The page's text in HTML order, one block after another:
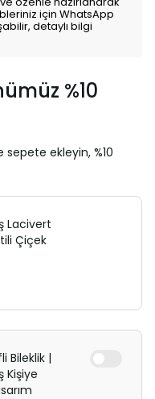
için WhatsApp
detaylı bilgi
%10
sepete ekleyin, %10
Lacivert
Çiçek
Bileklik |
Kişiye